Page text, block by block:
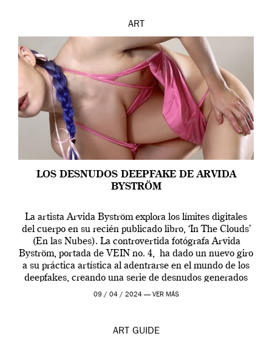
ART
LOS DESNUDOS DEEPFAKE DE ARVIDA
BYSTRÖM
La artista Arvida Byström explora los límites digitales
del cuerpo en su recién publicado libro, ‘In The Clouds’
(En las Nubes). La controvertida fotógrafa Arvida
Byström, portada de VEIN no. 4, ha dado un nuevo giro
a su práctica artística al adentrarse en el mundo de los
deepfakes, creando una serie de desnudos generados
por […]
09 / 04 / 2024 — VER MÁS
ART GUIDE